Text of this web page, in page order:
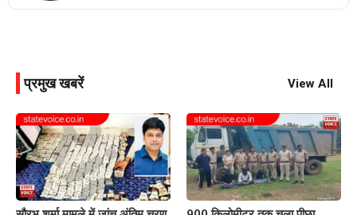
प्रमुख खबरें View All